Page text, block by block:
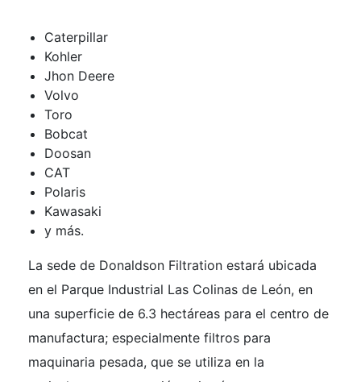
Caterpillar
Kohler
Jhon Deere
Volvo
Toro
Bobcat
Doosan
CAT
Polaris
Kawasaki
y más.
La sede de Donaldson Filtration estará ubicada
en el Parque Industrial Las Colinas de León, en
una superficie de 6.3 hectáreas para el centro de
manufactura; especialmente filtros para
maquinaria pesada, que se utiliza en la